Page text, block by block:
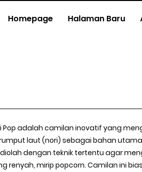
Homepage Halaman Baru
Pop adalah camilan inovatif yang
laut (nori) sebagai bahan
dengan teknik tertentu agar
renyah, mirip popcorn. Camilan ini